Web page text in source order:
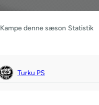
Kampe denne sæson Statistik
Turku PS